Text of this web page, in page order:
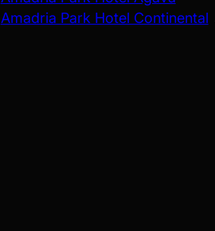
Amadria Park Hotel Continental